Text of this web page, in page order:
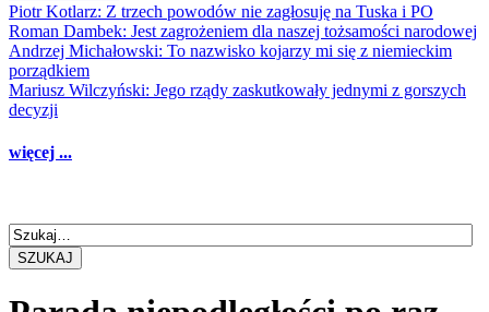
Piotr Kotlarz: Z trzech powodów nie zagłosuję na Tuska i PO
Roman Dambek: Jest zagrożeniem dla naszej tożsamości narodowej
Andrzej Michałowski: To nazwisko kojarzy mi się z niemieckim
porządkiem
Mariusz Wilczyński: Jego rządy zaskutkowały jednymi z gorszych
decyzji
więcej ...
SZUKAJ